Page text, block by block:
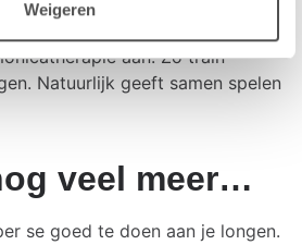
Weigeren
beginnen? Het Maasstad
biedt speciaal voor mensen met
aan. Zo train
Natuurlijk geeft samen spelen
veel meer…
se goed te doen aan je longen.